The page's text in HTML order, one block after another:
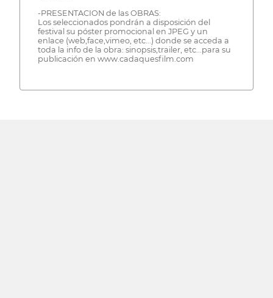
-PRESENTACION de las OBRAS:
Los seleccionados pondrán a disposición del
festival su póster promocional en JPEG y un
enlace (web,face,vimeo, etc...) donde se acceda a
toda la info de la obra: sinopsis,trailer, etc...para su
publicación en www.cadaquesfilm.com